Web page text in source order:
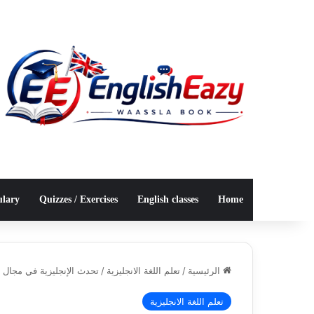
Home
English classes
Quizzes / Exercises
الرئيسية / تعلم اللغة الانجليزية / تحدث الإنجليزية في مجال
تعلم اللغة الانجليزية